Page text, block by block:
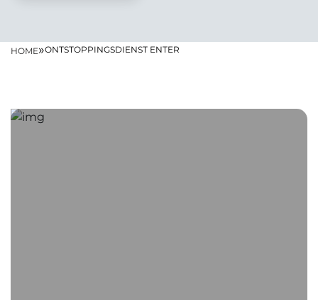
HOME»ONTSTOPPINGSDIENST ENTER